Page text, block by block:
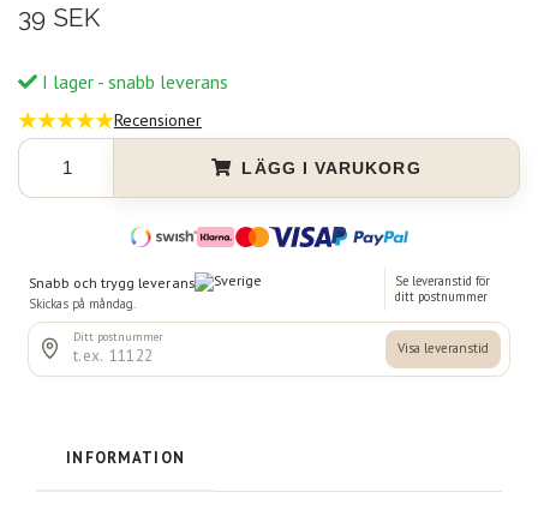
39 SEK
I lager - snabb leverans
Recensioner
LÄGG I VARUKORG
INFORMATION